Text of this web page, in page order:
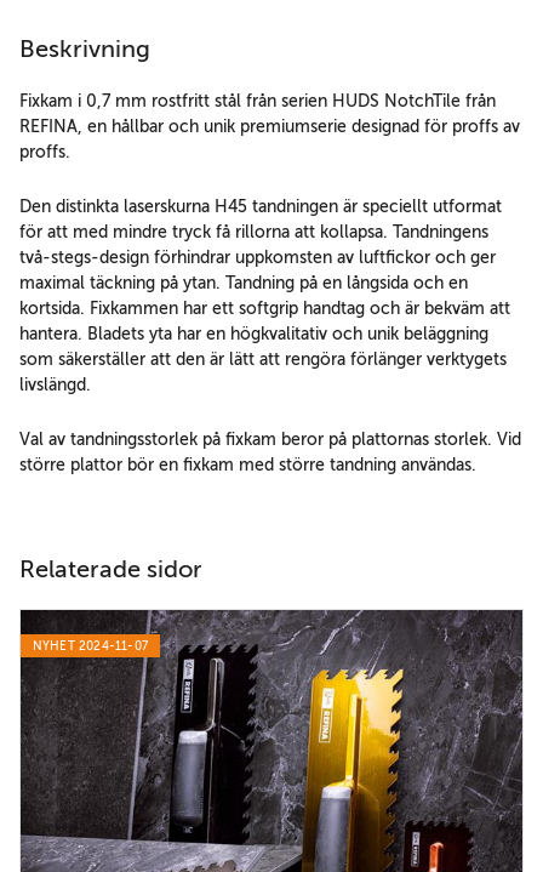
Beskrivning
Fixkam i 0,7 mm rostfritt stål från serien HUDS NotchTile från
REFINA, en hållbar och unik premiumserie designad för proffs av
proffs.
Den distinkta laserskurna H45 tandningen är speciellt utformat
för att med mindre tryck få rillorna att kollapsa. Tandningens
två-stegs-design förhindrar uppkomsten av luftfickor och ger
maximal täckning på ytan. Tandning på en långsida och en
kortsida. Fixkammen har ett softgrip handtag och är bekväm att
hantera. Bladets yta har en högkvalitativ och unik beläggning
som säkerställer att den är lätt att rengöra förlänger verktygets
livslängd.
Val av tandningsstorlek på fixkam beror på plattornas storlek. Vid
större plattor bör en fixkam med större tandning användas.
Relaterade sidor
NYHET 2024-11-07